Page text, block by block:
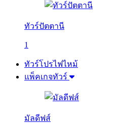
ทัวร์ปัตตานี
1
ทัวร์โปรไฟไหม้
แพ็คเกจทัวร์
มัลดีฟส์